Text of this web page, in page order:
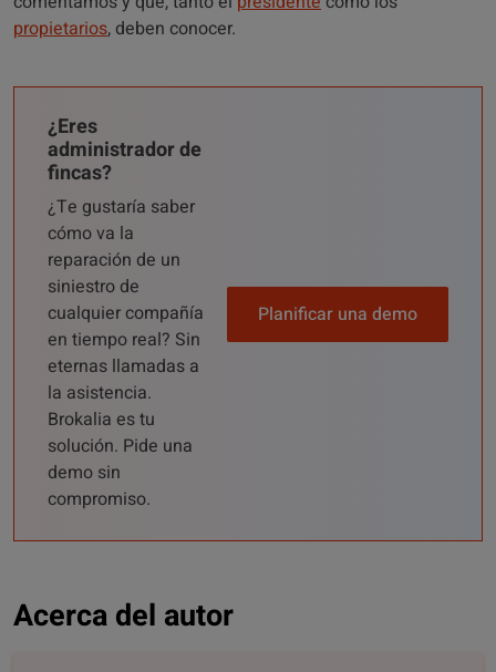
propietarios, deben conocer.
¿Eres
administrador de
fincas?
¿Te gustaría saber
cómo va la
reparación de un
siniestro de
cualquier compañía
en tiempo real? Sin
eternas llamadas a
la asistencia.
Brokalia es tu
solución. Pide una
demo sin
compromiso.
Planificar una demo
Acerca del autor